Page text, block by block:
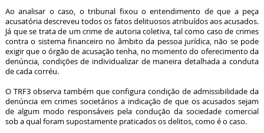
Ao analisar o caso, o tribunal fixou o entendimento de que a peça
acusatória descreveu todos os fatos delituosos atribuídos aos acusados.
Já que se trata de um crime de autoria coletiva, tal como caso de crimes
contra o sistema financeiro no âmbito da pessoa jurídica, não se pode
exigir que o órgão de acusação tenha, no momento do oferecimento da
denúncia, condições de individualizar de maneira detalhada a conduta
de cada corréu.
O TRF3 observa também que configura condição de admissibilidade da
denúncia em crimes societários a indicação de que os acusados sejam
de algum modo responsáveis pela condução da sociedade comercial
sob a qual foram supostamente praticados os delitos, como é o caso.